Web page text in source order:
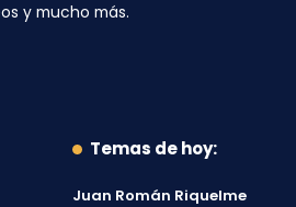
y mucho más.
Temas de hoy:
Juan Román Riquelme